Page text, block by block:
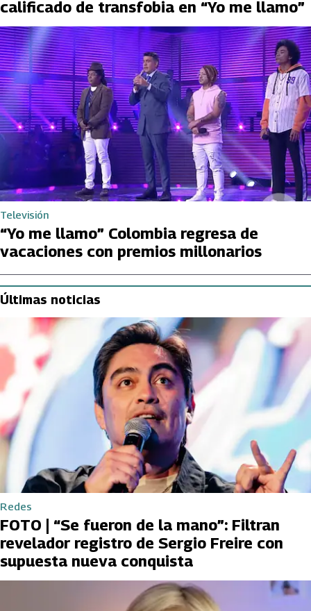
calificado de transfobia en “Yo me llamo”
Televisión
“Yo me llamo” Colombia regresa de
vacaciones con premios millonarios
Últimas noticias
Redes
FOTO | “Se fueron de la mano”: Filtran
revelador registro de Sergio Freire con
supuesta nueva conquista